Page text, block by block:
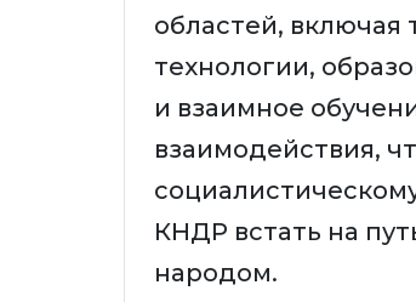
областей, включая
технологии,
и взаимное
взаимодействия,
КНДР встать на
народом.